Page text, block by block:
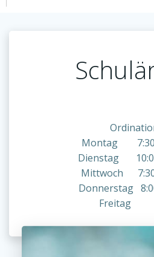
Montag 7:30
Dienstag
Mittwoch 7:30
Donnerstag